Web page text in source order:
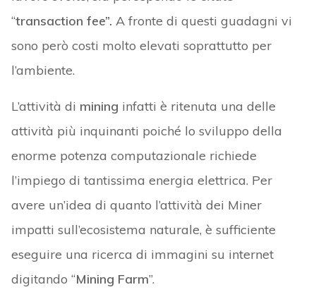
“transaction fee”. A fronte di questi guadagni vi
sono però costi molto elevati soprattutto per
l’ambiente.
L’attività di mining infatti è ritenuta una delle
attività più inquinanti poiché lo sviluppo della
enorme potenza computazionale richiede
l’impiego di tantissima energia elettrica. Per
avere un’idea di quanto l’attività dei Miner
impatti sull’ecosistema naturale, è sufficiente
eseguire una ricerca di immagini su internet
digitando “Mining Farm”.